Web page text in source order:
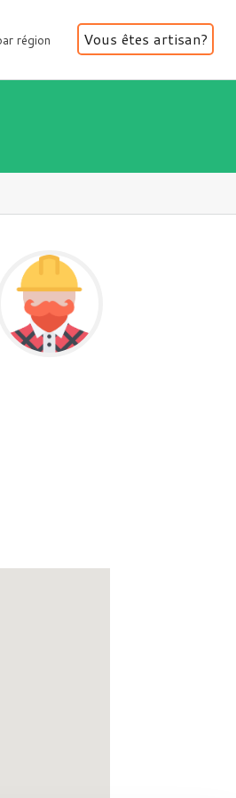
région
région Vous êtes artisan?